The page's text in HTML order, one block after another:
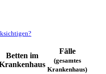
Betten im
Fälle
(gesamtes
Krankenhaus)